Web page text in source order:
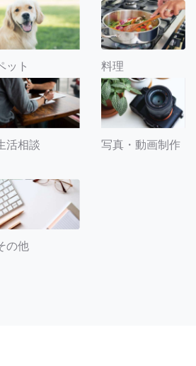
ット 料理
活相談 写真・動画制作
の他